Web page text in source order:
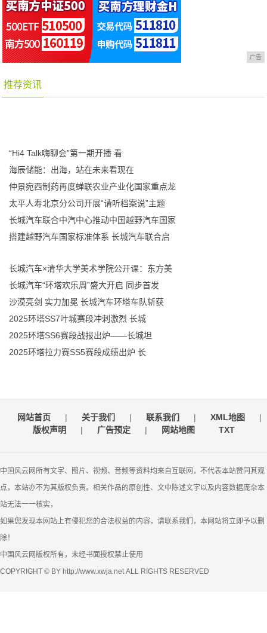
广告
推荐资讯
“Hi4 Talk嗨聊会”第一期开播 看
海辰储能：出海，站在未来看现在
仲景宛西制药再度蝉联农业产业化国家重点龙
太平人寿北京分公司开展“请听档案说”主题
长城汽车联合中汽中心推动中国越野汽车国家
搭建越野汽车国家标准体系 长城汽车联合启
长城汽车×清华大学美术学院公开课：东方美
长城汽车“环塔欢乐周”盛大开启 同步首发
沙漠亮剑 实力加冕 长城汽车环塔车队斩获
2025环塔SS7叶城赛段冲刺激烈 长城
2025环塔SS6赛段战报出炉——长城坦
2025环塔拉力赛SS5赛段成绩出炉 长
网站首页 | 关于我们 | 联系我们 | XML地图
|
版权声明
| 广告预定 | 网站地图 TXT
中国风云网所有文字、图片、视频、音频等资料均来自互联网，不代表本站赞同其观
点，本站亦不为其版权负责。相关作品的原创性、文中陈述文字以及内容数据庞杂本
站无法一一核实，
如果您发现本网站上有侵犯您的合法权益的内容，请联系我们，本网站将立即予以删
除！
中国风云网版权所有，未经书面授权禁止使用
COPYRIGHT © BY http://www.xwja.net ALL RIGHTS RESERVED